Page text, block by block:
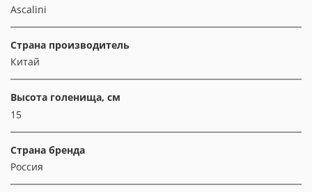
Ascalini
Страна производитель
Китай
Высота голенища, см
15
Страна бренда
Россия